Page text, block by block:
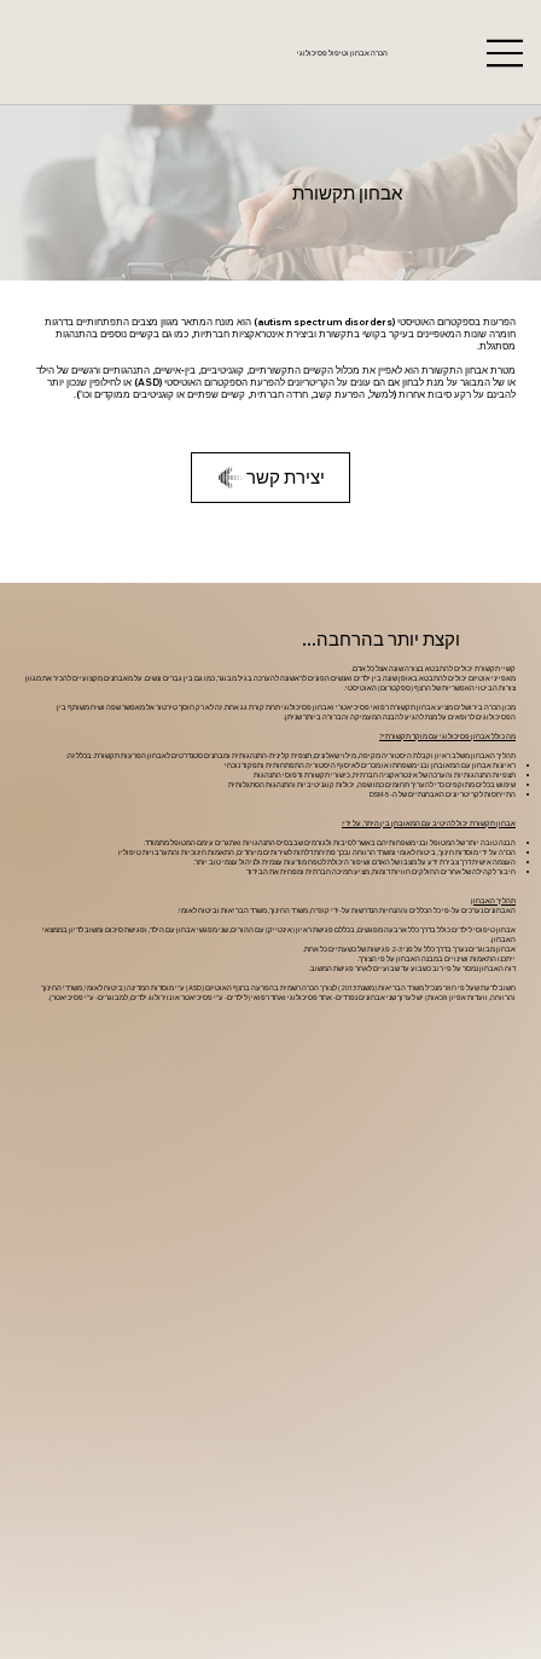
הכרה אבחון וטיפול פסיכולוגי
אבחון תקשורת
הפרעות בספקטרום האוטיסטי (autism spectrum disorders) הוא מונח המתאר מגוון מצבים התפתחותיים בדרגות
חומרה שונות המאופיינים בעיקר בקושי בתקשורת וביצירת אינטראקציות חברתיות, כמו גם בקשיים נוספים בהתנהגות
מסתגלת.
מטרת אבחון התקשורת הוא לאפיין את מכלול הקשיים התקשורתיים, קוגניטיביים, בין-אישיים, התנהגותיים ורגשיים של הילד
או של המבוגר על מנת לבחון אם הם עונים על הקריטריונים להפרעת הספקטרום האוטיסטי (ASD) או לחילופין שנכון יותר
להבינם על רקע סיבות אחרות (למשל, הפרעת קשב, חרדה חברתית, קשיים שפתיים או קוגניטיבים ממוקדים וכו').
יצירת קשר
וקצת יותר בהרחבה...
קשיי תקשורת יכולים להתבטא בצורה שונה אצל כל אדם.
מאפייני אוטיזם יכולים להתבטא באופן שונה בין ילדים ואנשים הפונים לראשונה להערכה בגיל מבוגר, כמו גם בין גברים ונשים. על מאבחנים מקצועיים להכיר את מגוון
צורות הביטוי האפשריות של הרצף (ספקטרום) האוטיסטי.
מכון הכרה בירושלים מציע אבחון תקשורת רפואי פסיכיאטרי ואבחון פסיכולוגי תחת קורת גג אחת. זה לא רק חוסך טירטור אל מאפשר שפה ושיח משותף בין
הפסיכולוגים לרופאים על מנת להגיע להבנה המעמיקה והברורה ביותר שניתן.
מה כולל אבחון פסיכולוגי עם מוקד תקשורתי?
תהליך האבחון משלב ראיון וקבלת היסטוריה מקיפה, מילוי שאלונים, תצפית קלינית-התנהגותית ומבחנים סטנדרטים לאבחון הפרעות תקשורת. בכלל זה:
ראיונות אבחון עם המאובחן ובני משפחתו או מכרים לאיסוף היסטוריה התפתחותית ותפקוד נוכחי
תצפיות התנהגותיות והערכה של אינטראקציה חברתית, כישורי תקשורת ודפוסי התנהגות
שימוש בכלים מתוקפים כדי להעריך תחומים כמו שפה, יכולות קוגניטיביות והתנהגות הסתגלותית
התייחסות לקריטריונים האבחנתיים של ה- DSM-5
אבחון תקשורת יכול להיטיב עם המאובחן בין היתר, על ידי:
הבנה טובה יותר של המטופל ובני משפחותיהם באשר לסיבות ולגורמים שבבסיס התנהגויות ואתגרים עימם המטופל מתמודד.
הכרה על ידי מוסדות חינוך, ביטוח לאומי ומשרד הרווחה ובכך פתיחת דלתות לשירותים מיוחדים, התאמות חינוכיות והתערבויות טיפוליו
העצמה אישית דרך צבירת ידע על מצבו של האדם ושיפור היכולת לטפח מודעות עצמית ולניהול עצמי טוב יותר.
חיבור לקהילה של אחרים החולקים חוויות דומות, מציע תמיכה חברתית ומפחית את הבידוד
תהליך האבחון
האבחונים נערכים על-פי כל הכללים וההנחיות הנדרשות על-ידי קופ"ח, משרד החינוך, משרד הבריאות וביטוח לאומי.
אבחון טיפוסי לילדים כולל בדרך כלל ארבעה מפגשים, בכללם פגישת ראיון (אינטייק) עם ההורים, שני מפגשי אבחון עם הילד, ופגישת סיכום ומשוב לדיון בממצאי
האבחון.
אבחון מבוגרים נערך בדרך כלל על פני 2-3 פגישות של כשעתיים כל אחת.
ייתכנו התאמות ושינויים במבנה האבחון על פי הצורך.
דוח האבחון נמסר על פי רוב כשבוע עד שבועיים לאחר פגישת המשוב.
חשוב לדעת שעל פי חוזר מנכ"ל משרד הבריאות (משנת 2013) לצורך הכרה רשמית בהפרעה ברצף האוטיזם (ASD) ע"י מוסדות המדינה (ביטוח לאומי, משרדי החינוך
והרווחה, וועדות אפיון וזכאות) יש לערוך שני אבחונים נפרדים- אחד פסיכולוגי ואחד רפואי (לילדים- ע"י פסיכיאטר או נוירולוג ילדים, למבוגרים- ע"י פסיכיאטר).